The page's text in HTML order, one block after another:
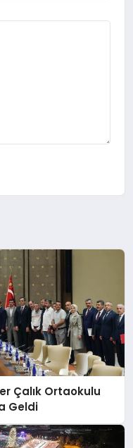
Çalık Ortaokulu
Geldi